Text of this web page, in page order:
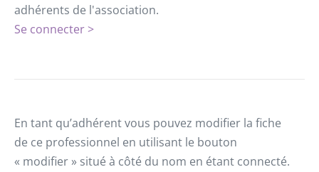
adhérents de l'association.
Se connecter >
En tant qu’adhérent vous pouvez modifier la fiche
de ce professionnel en utilisant le bouton
« modifier » situé à côté du nom en étant connecté.